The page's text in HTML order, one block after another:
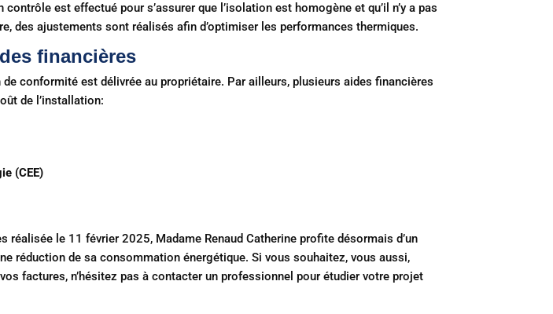
est effectué pour s’assurer que l’isolation est homogène et qu’il n’y a pas
des ajustements sont réalisés afin d’optimiser les performances thermiques.
financières
conformité est délivrée au propriétaire. Par ailleurs, plusieurs aides financières
de l’installation:
(CEE)
réalisée le 11 février 2025, Madame Renaud Catherine profite désormais d’un
réduction de sa consommation énergétique. Si vous souhaitez, vous aussi,
factures, n’hésitez pas à contacter un professionnel pour étudier votre projet